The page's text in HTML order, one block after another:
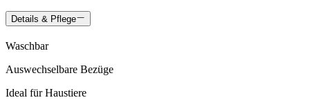
Details & Pflege
Waschbar
Auswechselbare Bezüge
Ideal für Haustiere